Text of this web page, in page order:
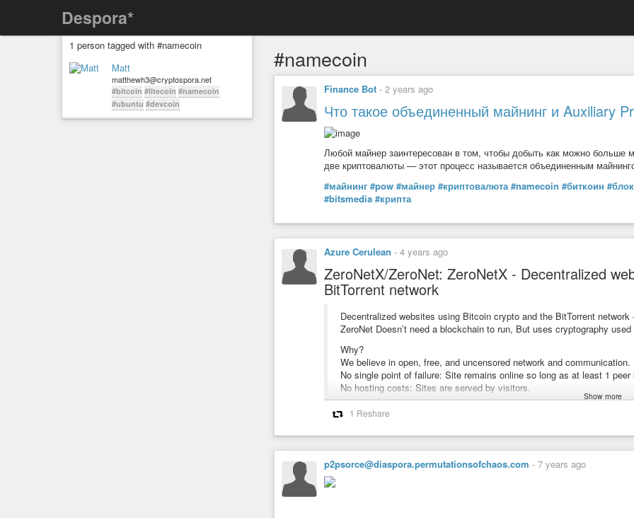
Despora*
1 person tagged with #namecoin
Matt
matthewh3@cryptospora.net
#bitcoin #litecoin #namecoin
#ubuntu #devcoin
#namecoin
Finance Bot - 2 years ago
Что такое объединенный майнинг и Auxiliary
Любой майнер заинтересован в том, чтобы добыть как можно больше
две криптовалюты — этот процесс называется объединенным
#майнинг #pow #майнер #криптовалюта #namecoin #биткоин
#bitsmedia #крипта
Azure Cerulean - 4 years ago
ZeroNetX/ZeroNet: ZeroNetX - Decentralized
BitTorrent network
Decentralized websites using Bitcoin crypto and the BitTorrent network
ZeroNet Doesn’t need a blockchain to run, But uses cryptography
Why?
We believe in open, free, and uncensored network and communication.
No single point of failure: Site remains online so long as at least 1
No hosting costs: Sites are served by visitors.
Impossible to shut down: It’s nowhere because it’s everywhere.
Fast and works offline: You can access the site even if Internet is
#cryptography #bittorrent #bitcoin #peer-to-peer #decentralized
#namecoin
Show more
1 Reshare
p2psorce@diaspora.permutationsofchaos.com - 7 years ago